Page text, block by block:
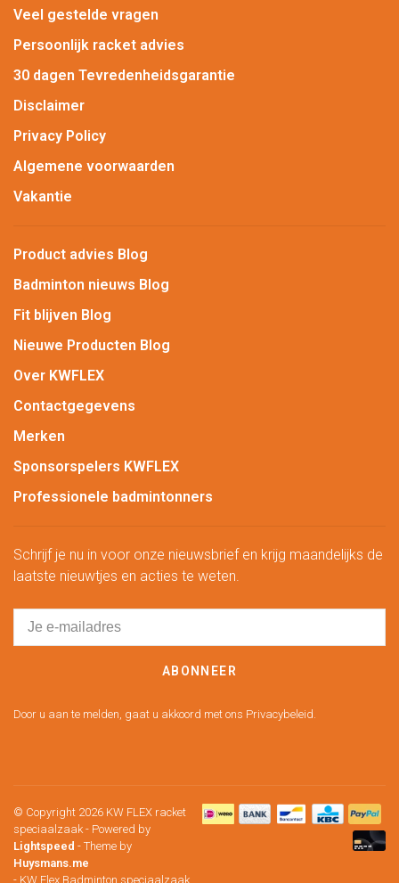
Veel gestelde vragen
Persoonlijk racket advies
30 dagen Tevredenheidsgarantie
Disclaimer
Privacy Policy
Algemene voorwaarden
Vakantie
Product advies Blog
Badminton nieuws Blog
Fit blijven Blog
Nieuwe Producten Blog
Over KWFLEX
Contactgegevens
Merken
Sponsorspelers KWFLEX
Professionele badmintonners
Schrijf je nu in voor onze nieuwsbrief en krijg maandelijks de
laatste nieuwtjes en acties te weten.
ABONNEER
Door u aan te melden, gaat u akkoord met ons Privacybeleid.
© Copyright 2026 KW FLEX racket
speciaalzaak - Powered by
Lightspeed - Theme by
Huysmans.me
- KW Flex Badminton speciaalzaak